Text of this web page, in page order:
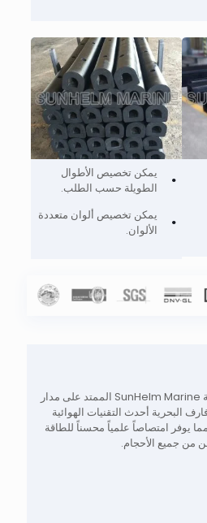
يمكن تخصيص الأطوال
الطويلة حسب الطلب.
يمكن تخصيص ألوان متعددة
الألوان.
يشمل الإرث الهندسي لشركة SunHelm Marine الممتد على مدار
البحرية أحدث التقنيات الهوائية
مما يوفر امتصاصاً علمياً محسناً للطاقة
من جميع الأحجام.